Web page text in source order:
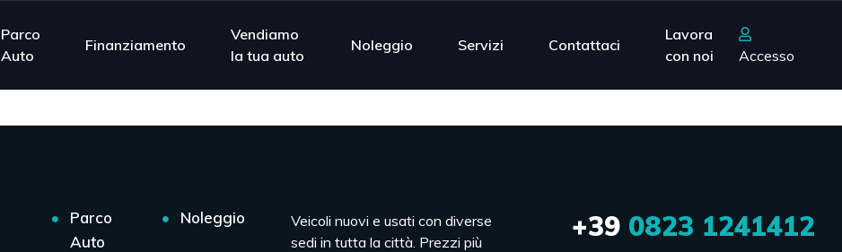
Parco
Auto
Finanziamento
Vendiamo
la tua auto
Noleggio Servizi Contattaci
Lavora
con noi
Accesso
Parco
Auto
Noleggio
Veicoli nuovi e usati con diverse
sedi in tutta la città. Prezzi più
+390823 1241412